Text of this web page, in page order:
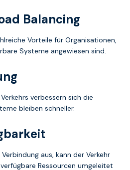
Balancing
Vorteile für Organisationen,
Systeme angewiesen sind.
verbessern sich die
bleiben schneller.
aus, kann der Verkehr
Ressourcen umgeleitet